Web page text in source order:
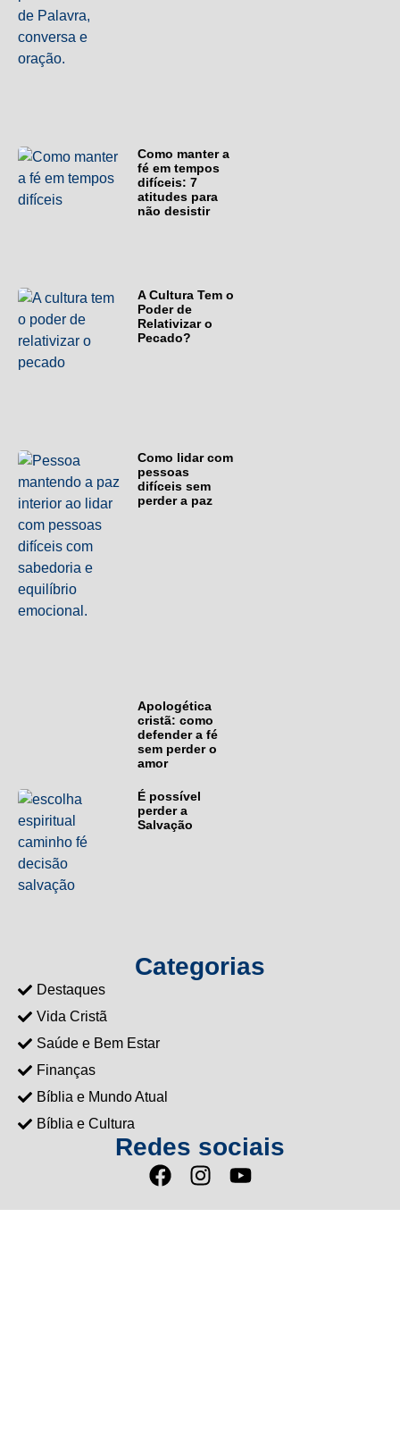
Como manter a
fé em tempos
difíceis: 7
atitudes para
não desistir
A Cultura Tem o
Poder de
Relativizar o
Pecado?
Como lidar com
pessoas
difíceis sem
perder a paz
Apologética
cristã: como
defender a fé
sem perder o
amor
É possível
perder a
Salvação
Categorias
Destaques
Vida Cristã
Saúde e Bem Estar
Finanças
Bíblia e Mundo Atual
Bíblia e Cultura
Redes sociais